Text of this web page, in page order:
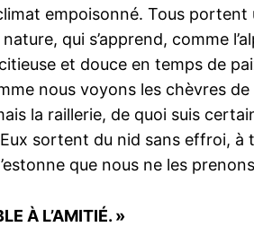
empoisonné. Tous
qui s’apprend, comme
et douce en temps de
nous voyons les chèvres
la raillerie, de quoi suis
sortent du nid sans effroi,
que nous ne les
À L’AMITIÉ. »